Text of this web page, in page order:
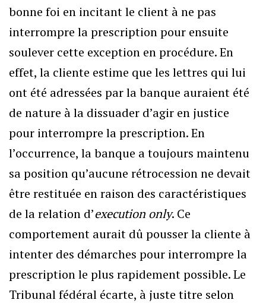
bonne foi en incitant le client à ne pas
interrompre la prescription pour ensuite
soulever cette exception en procédure. En
effet, la cliente estime que les lettres qui lui
ont été adressées par la banque auraient été
de nature à la dissuader d’agir en justice
pour interrompre la prescription. En
l’occurrence, la banque a toujours maintenu
sa position qu’aucune rétrocession ne devait
être restituée en raison des caractéristiques
de la relation d’execution only. Ce
comportement aurait dû pousser la cliente à
intenter des démarches pour interrompre la
prescription le plus rapidement possible. Le
Tribunal fédéral écarte, à juste titre selon